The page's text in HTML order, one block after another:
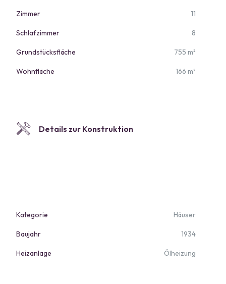
Zimmer 11
Schlafzimmer 8
Grundstücksfläche 755 m²
Wohnfläche 166 m²
Details zur Konstruktion
Kategorie Häuser
Baujahr 1934
Heizanlage Ölheizung